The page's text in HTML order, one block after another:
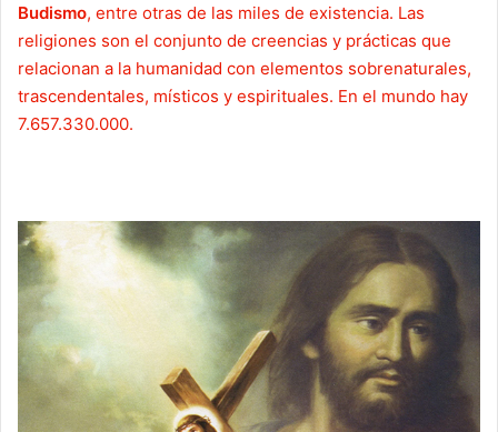
Budismo, entre otras de las miles de existencia. Las
religiones son el conjunto de creencias y prácticas que
relacionan a la humanidad con elementos sobrenaturales,
trascendentales, místicos y espirituales. En el mundo hay
7.657.330.000.